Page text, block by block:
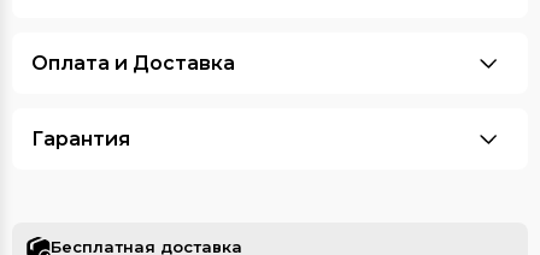
Оплата и Доставка
Гарантия
Бесплатная доставка